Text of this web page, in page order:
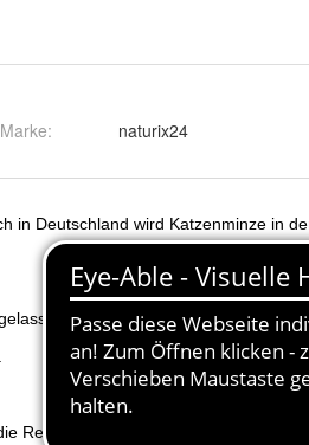
Marke: naturix24